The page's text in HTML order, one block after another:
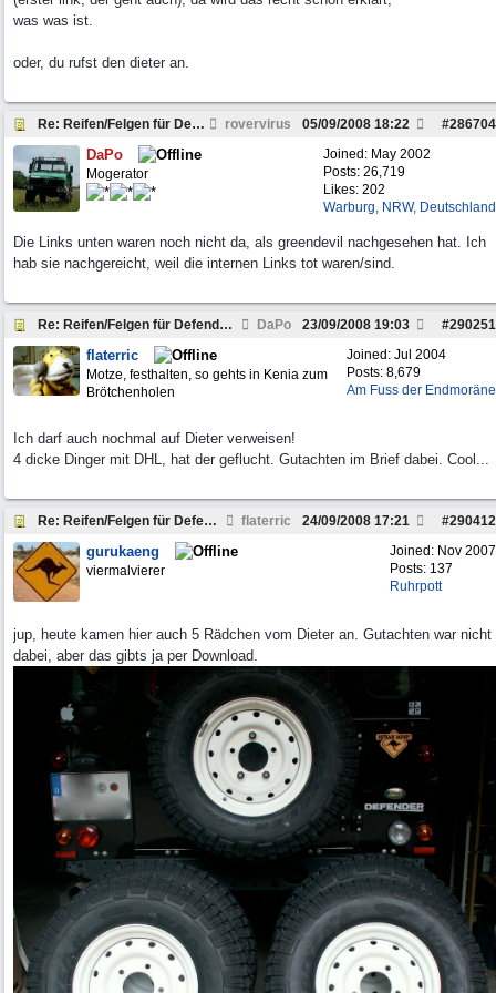
was was ist.
oder, du rufst den dieter an.
Re: Reifen/Felgen für Defender 110 - wer kann helf rovervirus #286704
05/09/2008 18:22
Joined: May 2002
Posts: 26,719
Likes: 202
Warburg, NRW, Deutschland
DaPo
Mogerator
Die Links unten waren noch nicht da, als greendevil nachgesehen hat. Ich
hab sie nachgereicht, weil die internen Links tot waren/sind.
Re: Reifen/Felgen für Defender 110 - wer kann helf DaPo #290251
23/09/2008 19:03
Joined: Jul 2004
Posts: 8,679
Am Fuss der Endmoräne
flaterric
Motze, festhalten, so gehts in Kenia zum
Brötchenholen
Ich darf auch nochmal auf Dieter verweisen!
4 dicke Dinger mit DHL, hat der geflucht. Gutachten im Brief dabei. Cool...
Re: Reifen/Felgen für Defender 110 - wer kann helf flaterric #290412
24/09/2008 17:21
Joined: Nov 2007
Posts: 137
Ruhrpott
gurukaeng
viermalvierer
jup, heute kamen hier auch 5 Rädchen vom Dieter an. Gutachten war nicht
dabei, aber das gibts ja per Download.